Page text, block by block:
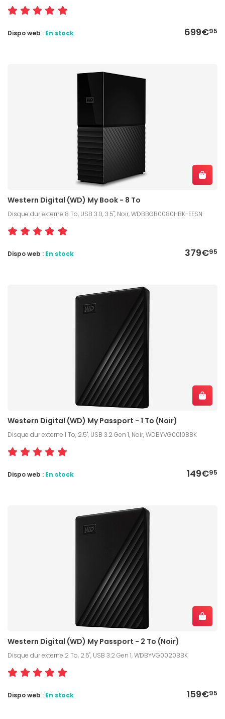
699€95
Dispo web : En stock
Western Digital (WD) My Book - 8 To
Disque dur externe 8 To, USB 3.0, 3.5", Noir, WDBBGB0080HBK-EESN
379€95
Dispo web : En stock
Western Digital (WD) My Passport - 1 To (Noir)
Disque dur externe 1 To, 2.5", USB 3.2 Gen 1, Noir, WDBYVG0010BBK
149€95
Dispo web : En stock
Western Digital (WD) My Passport - 2 To (Noir)
Disque dur externe 2 To, 2.5", USB 3.2 Gen 1, WDBYVG0020BBK
159€95
Dispo web : En stock